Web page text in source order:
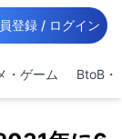
登録 / ログイン
・ゲーム BtoB・